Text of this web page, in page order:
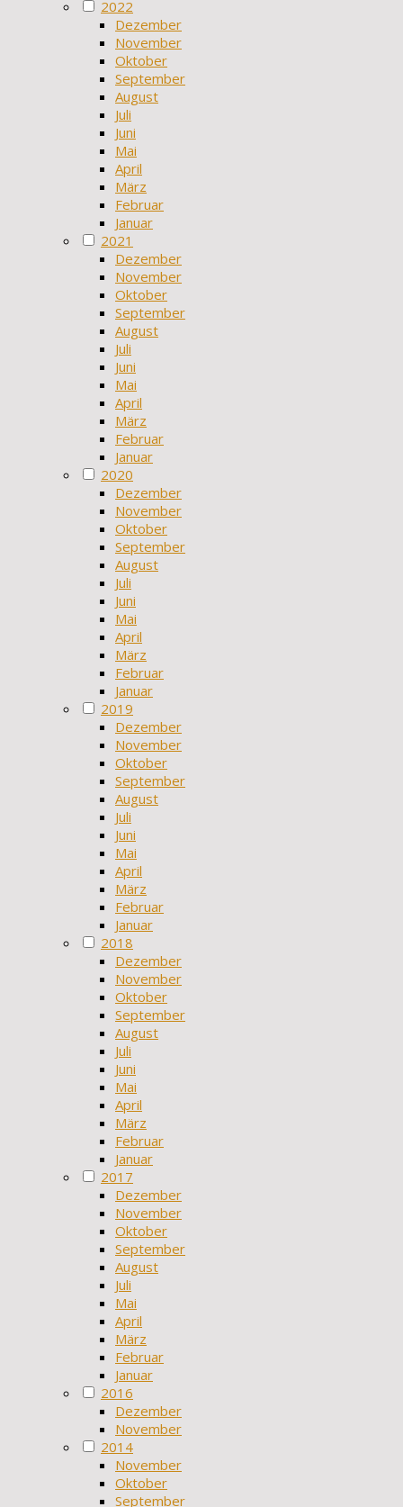
2022
Dezember
November
Oktober
September
August
Juli
Juni
Mai
April
März
Februar
Januar
2021
Dezember
November
Oktober
September
August
Juli
Juni
Mai
April
März
Februar
Januar
2020
Dezember
November
Oktober
September
August
Juli
Juni
Mai
April
März
Februar
Januar
2019
Dezember
November
Oktober
September
August
Juli
Juni
Mai
April
März
Februar
Januar
2018
Dezember
November
Oktober
September
August
Juli
Juni
Mai
April
März
Februar
Januar
2017
Dezember
November
Oktober
September
August
Juli
Mai
April
März
Februar
Januar
2016
Dezember
November
2014
November
Oktober
September